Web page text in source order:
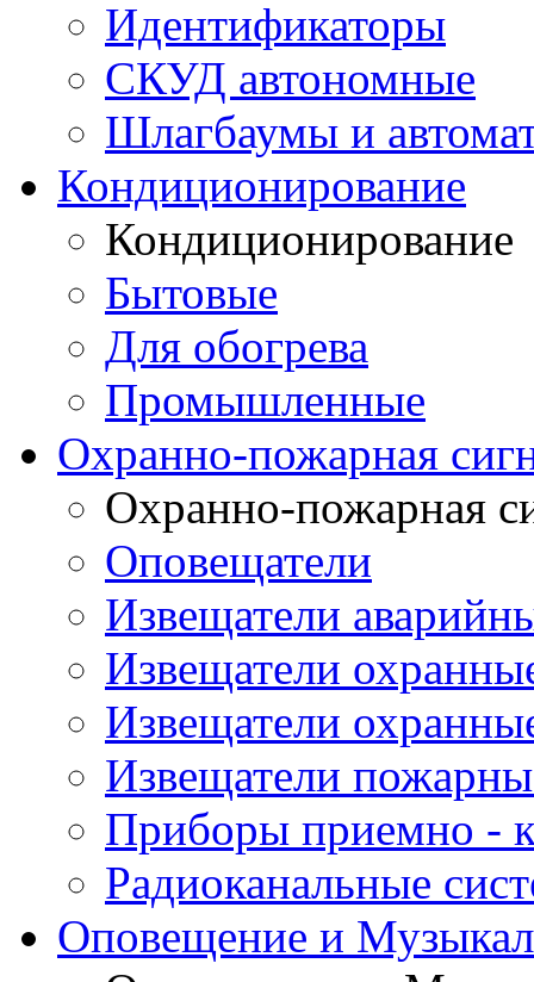
Идентификаторы
СКУД автономные
Шлагбаумы и
Кондиционирование
Кондиционирование
Бытовые
Для обогрева
Промышленные
Охранно-пожарная
Охранно-пожарная
Оповещатели
Извещатели
Извещатели
Извещатели
Извещатели
Приборы приемно -
Радиоканальные
Оповещение и